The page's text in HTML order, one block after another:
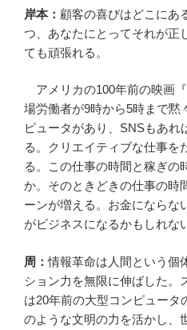
岸本： 顧客の喜びはどこにあ
つ、あなたにとってそれが正
ても頑張れる。
アメリカの100年前の映画
場労働者が9時から5時まで黙
ピュータがあり、SNSもあれ
る。クリエイティブな仕事を
る。この仕事の時間と稼ぎの
か。そのときどきの仕事の時
ーンが増える。お金にならな
がビジネスになるかもしれな
周：情報革命は人間という個
ション力を無限に伸ばした。
は20年前の大型コンピュータ
のような文明の力を活かし、